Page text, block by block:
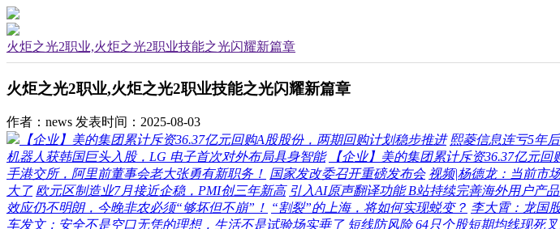
火炬之光2职业,火炬之光2职业技能之光闪耀新篇章
火炬之光2职业,火炬之光2职业技能之光闪耀新篇章
作者：news 发表时间：2025-08-03
【企业】美的集团累计斥资36.37亿元回购A股股份，两期回购计划稳步推进 熙菱信息连亏5年
机器人获韩国巨头入股，LG 电子首次对外布局具身智能
【企业】美的集团累计斥资36.37亿元
手港交所，阿里前董事会老大张勇有新职务！ 国家发改委召开重磅发布会 视频|杨德龙：当前市
大了 欧元区制造业7月接近企稳，PMI创三年新高 引入AI原声翻译功能 B站持续完善海外用户产
效应仍不明朗，今晚非农必须“够坏但不崩”！ “割裂”的上海，将如何实现蜕变？ 李大霄：龙国
车发文：安全不是空口无凭的理想，生活不是试验场实垂了 短线防风险 64只个股短期均线现死